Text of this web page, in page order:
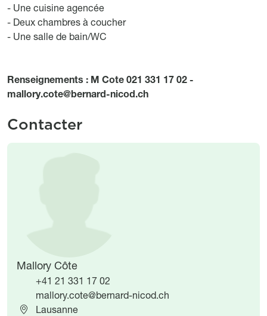
- Une cuisine agencée
- Deux chambres à coucher
- Une salle de bain/WC
Renseignements : M Cote 021 331 17 02 -
mallory.cote@bernard-nicod.ch
Contacter
Mallory Côte
+41 21 331 17 02
mallory.cote@bernard-nicod.ch
Lausanne